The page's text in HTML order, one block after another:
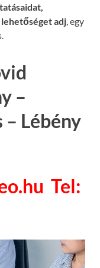
adj , egy
–
Lébény
Tel: